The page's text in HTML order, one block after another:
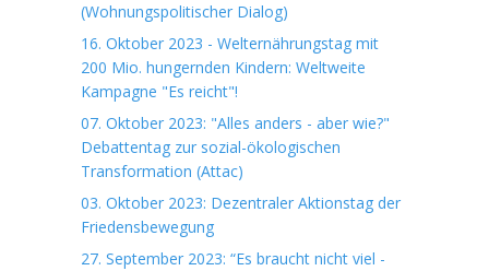
(Wohnungspolitischer Dialog)
16. Oktober 2023 - Welternährungstag mit
200 Mio. hungernden Kindern: Weltweite
Kampagne "Es reicht"!
07. Oktober 2023: "Alles anders - aber wie?"
Debattentag zur sozial-ökologischen
Transformation (Attac)
03. Oktober 2023: Dezentraler Aktionstag der
Friedensbewegung
27. September 2023: “Es braucht nicht viel -